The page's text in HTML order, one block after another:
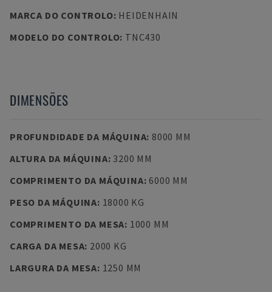
MARCA DO CONTROLO: HEIDENHAIN
MODELO DO CONTROLO: TNC430
DIMENSÕES
PROFUNDIDADE DA MÁQUINA: 8000 MM
ALTURA DA MÁQUINA: 3200 MM
COMPRIMENTO DA MÁQUINA: 6000 MM
PESO DA MÁQUINA: 18000 KG
COMPRIMENTO DA MESA: 1000 MM
CARGA DA MESA: 2000 KG
LARGURA DA MESA: 1250 MM